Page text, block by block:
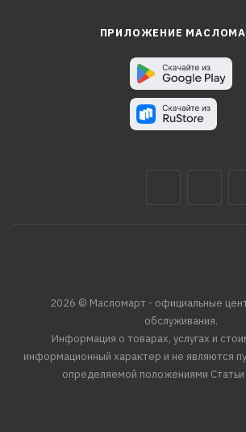
ПРИЛОЖЕНИЕ
2026 © Масломарт - официальные
обслуживания.
Информация о товарах, услугах и
информационный характер и не являются
определяемой положениями